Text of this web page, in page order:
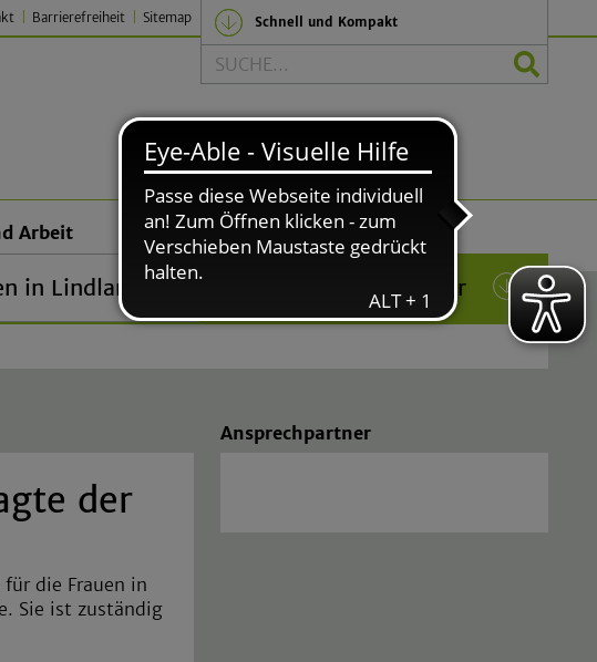
Barrierefreiheit Sitemap Schnell und Kompakt
Suche
Arbeit
in Lindlar
Politik und Verwaltung
Das Rathaus in Lindlar (current)
der
die Frauen in
Sie ist zuständig
Ansprechpartner